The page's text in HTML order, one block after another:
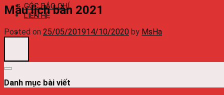
GÓC BÁO CHÍ
LIÊN HỆ
Mẫu lịch bàn 2021
Posted on 25/05/201914/10/2020 by MsHa
Danh mục bài viết